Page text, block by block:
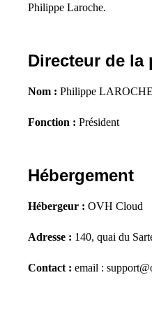
Philippe Laroche.
Directeur de la
Nom : Philippe LAROCHE
Fonction : Président
Hébergement
Hébergeur : OVH Cloud
Adresse : 140, quai du
Contact : email :